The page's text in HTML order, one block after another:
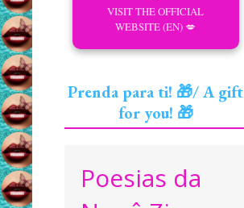
VISIT THE OFFICIAL
WEBSITE (EN) 💋
Prenda para ti! 🎁/ A gift
for you! 🎁
Poesias da